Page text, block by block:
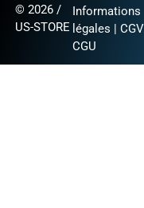
© 2026 /
US-STORE
Informations
légales |CGV
CGU